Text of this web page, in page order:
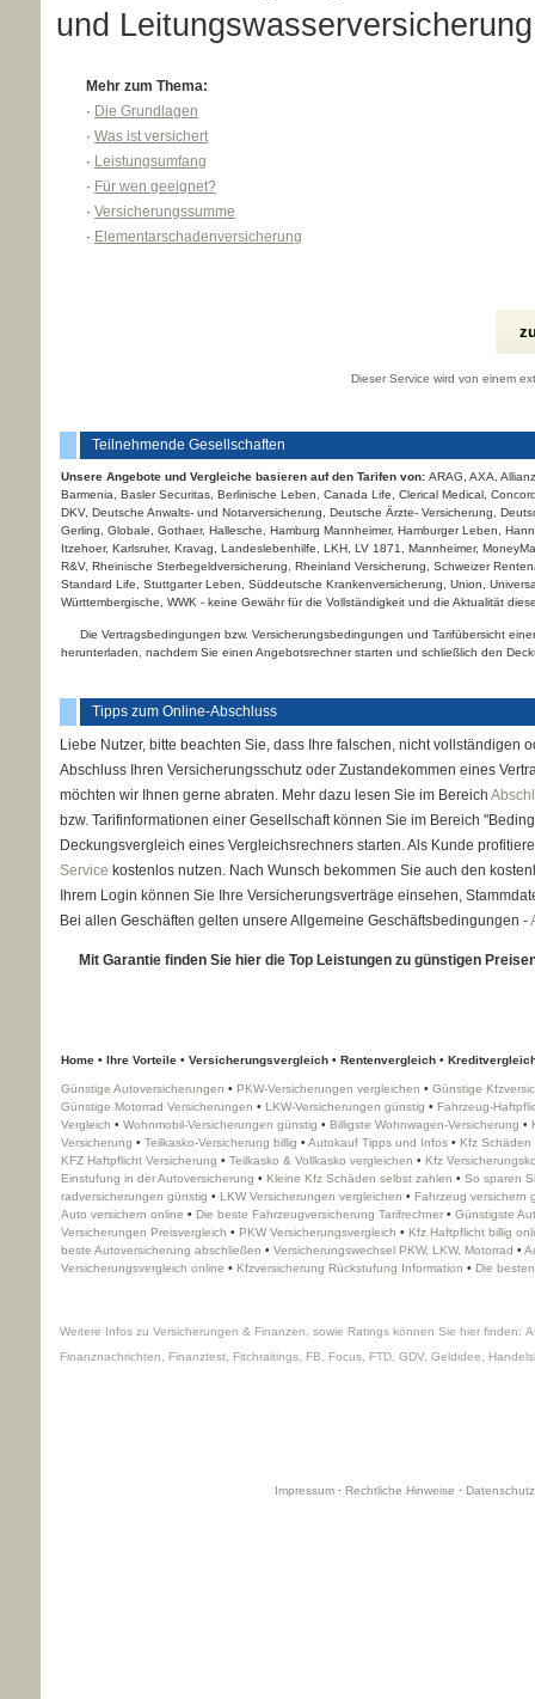
und
Mehr zum Thema:
· Die Grundlagen
· Was ist versichert
· Leistungsumfang
· Für wen geeignet?
· Versicherungssumme
· Elementarschadenversicherung
Dieser Service wird von einem
Teilnehmende Gesellschaften
Unsere Angebote und Vergleiche basieren auf den Tarifen von: ARAG, AXA,
Barmenia, Basler Securitas, Berlinische Leben, Canada Life, Clerical Medical,
DKV, Deutsche Anwalts- und Notarversicherung, Deutsche Ärzte- Versicherung,
Gerling, Globale, Gothaer, Hallesche, Hamburg Mannheimer, Hamburger Leben,
Itzehoer, Karlsruher, Kravag, Landeslebenhilfe, LKH, LV 1871, Mannheimer,
R&V, Rheinische Ster­be­geldversicherung, Rheinland Versicherung, Schweizer
Standard Life, Stuttgarter Leben, Süddeutsche Kranken­ver­si­che­rung, Union,
Württembergische, WWK - keine Gewähr für die Vollständigkeit und die Aktualität
Die Vertragsbedingungen bzw. Versicherungsbedingungen und Tarifübersicht
herunterladen, nachdem Sie einen Angebotsrechner starten und schließlich den
Tipps zum Online-Abschluss
Liebe Nutzer, bitte beachten Sie, dass Ihre falschen, nicht
Abschluss Ihren Versicherungsschutz oder Zustandekommen eines
möchten wir Ihnen gerne abraten. Mehr dazu lesen Sie im Bereich
bzw. Tarifinformationen einer Gesellschaft können Sie im Bereich
Deckungsvergleich eines Vergleichsrechners starten. Als Kunde
Service kostenlos nutzen. Nach Wunsch bekommen Sie auch den
Ihrem Login können Sie Ihre Versicherungsverträge einsehen,
Bei allen Geschäften gelten unsere Allgemeine Geschäftsbedingungen -
Mit Garantie finden Sie hier die Top Leistungen zu günstigen
Home • Ihre Vorteile • Versicherungsvergleich • Rentenvergleich •
Günstige Auto­ver­si­che­rungen • PKW-Versicherungen ver­gleichen • Günstige
Günstige Motorrad Versicherungen • LKW-Versicherungen günstig • Fahrzeug-
Vergleich • Wohnmobil-Versicherungen günstig • Billigste Wohnwagen-Versicherung •
Versicherung • Teilkasko-Versicherung billig • Autokauf Tipps und Infos • Kfz Schäden
KFZ Haft­pflicht Versicherung • Teilkasko & Vollkasko ver­gleichen • Kfz
Einstufung in der Auto­ver­si­che­rung • Kleine Kfz Schäden selbst zahlen • So sparen
rad­ver­sicherungen günstig • LKW Versicherungen ver­gleichen • Fahrzeug ver­sichern
Auto ver­sichern online • Die beste Fahrzeugversicherung Tarifrechner • Günstigste
Versicherungen Preisvergleich • PKW Versicherungsvergleich • Kfz Haft­pflicht billig
beste Auto­ver­si­che­rung abschließen • Versicherungswechsel PKW, LKW, Motorrad •
Versicherungsvergleich online • Kfzversicherung Rückstufung Information • Die
Weitere Infos zu Versicherungen & Finanzen, sowie Ratings können Sie hier finden:
Finanznachrichten
Finanztest Fitchraitings FB Focus FTD GDV, Geldidee
Impressum · Rechtliche Hinweise · Datenschutz